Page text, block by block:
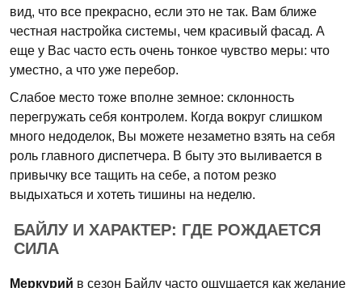
вид, что все прекрасно, если это не так. Вам ближе
честная настройка системы, чем красивый фасад. А
еще у Вас часто есть очень тонкое чувство меры: что
уместно, а что уже перебор.
Слабое место тоже вполне земное: склонность
перегружать себя контролем. Когда вокруг слишком
много недоделок, Вы можете незаметно взять на себя
роль главного диспетчера. В быту это выливается в
привычку все тащить на себе, а потом резко
выдыхаться и хотеть тишины на неделю.
БАЙЛУ И ХАРАКТЕР: ГДЕ РОЖДАЕТСЯ
СИЛА
Меркурий в сезон Байлу часто ощущается как желание